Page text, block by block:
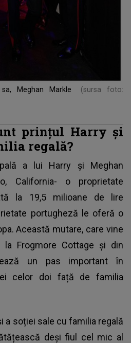
Meghan Markle
(sursa foto:
prințul Harry și
regală?
a lui Harry și Meghan
California- o proprietate
la 19,5 milioane de lire
portugheză le oferă o
Această mutare, care vine
Frogmore Cottage și din
un pas important în
celor doi față de familia
a soției sale cu familia regală
deși fiul cel mic al